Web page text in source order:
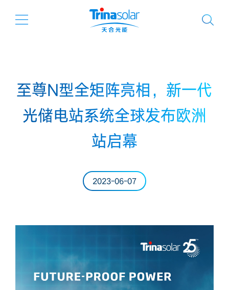
至尊N型全矩阵亮相，新一代
光储电站系统全球发布欧洲
站启幕
2023-06-07